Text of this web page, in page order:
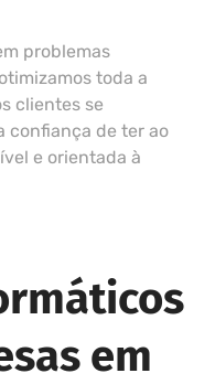
problemas
toda a
clientes se
confiança de ter ao
e orientada à
em